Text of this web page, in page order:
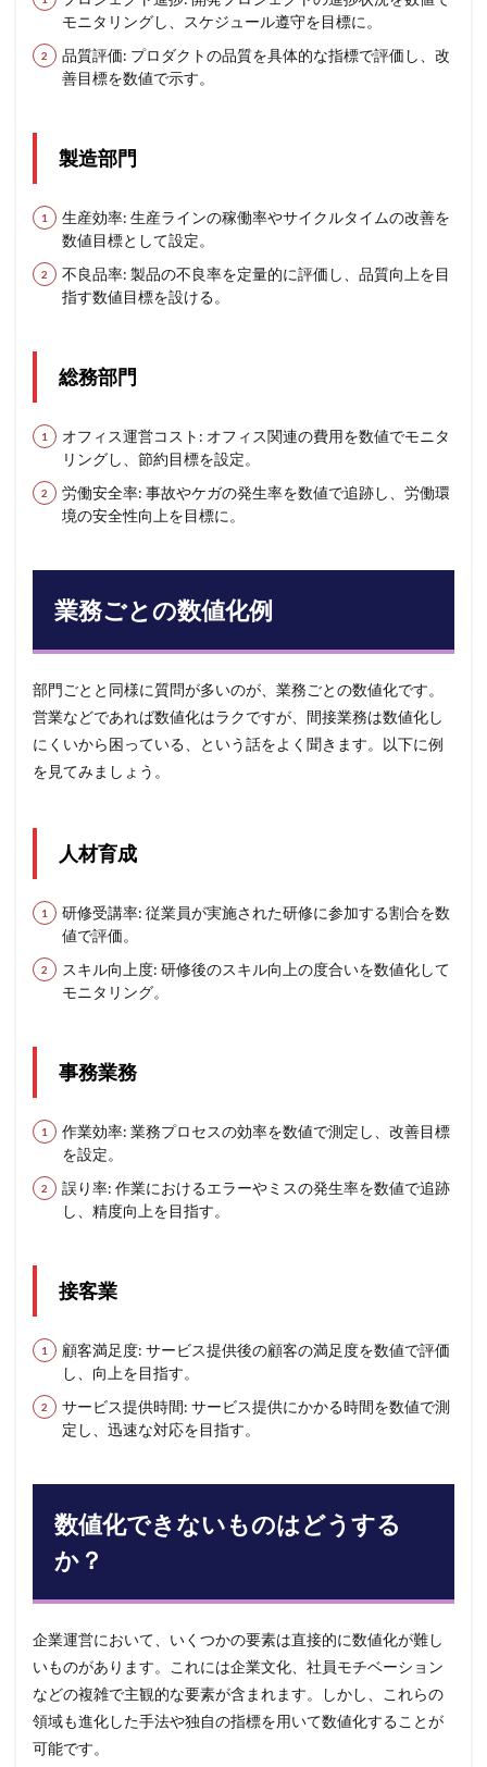
モニタリングし、スケジュール遵守を目標に。
品質評価: プロダクトの品質を具体的な指標で評価し、改
善目標を数値で示す。
製造部門
生産効率: 生産ラインの稼働率やサイクルタイムの改善を
数値目標として設定。
不良品率: 製品の不良率を定量的に評価し、品質向上を目
指す数値目標を設ける。
総務部門
オフィス運営コスト: オフィス関連の費用を数値でモニタ
リングし、節約目標を設定。
労働安全率: 事故やケガの発生率を数値で追跡し、労働環
境の安全性向上を目標に。
業務ごとの数値化例
部門ごとと同様に質問が多いのが、業務ごとの数値化です。
営業などであれば数値化はラクですが、間接業務は数値化し
にくいから困っている、という話をよく聞きます。以下に例
を見てみましょう。
人材育成
研修受講率: 従業員が実施された研修に参加する割合を数
値で評価。
スキル向上度: 研修後のスキル向上の度合いを数値化して
モニタリング。
事務業務
作業効率: 業務プロセスの効率を数値で測定し、改善目標
を設定。
誤り率: 作業におけるエラーやミスの発生率を数値で追跡
し、精度向上を目指す。
接客業
顧客満足度: サービス提供後の顧客の満足度を数値で評価
し、向上を目指す。
サービス提供時間: サービス提供にかかる時間を数値で測
定し、迅速な対応を目指す。
数値化できないものはどうする
か？
企業運営において、いくつかの要素は直接的に数値化が難し
いものがあります。これには企業文化、社員モチベーション
などの複雑で主観的な要素が含まれます。しかし、これらの
領域も進化した手法や独自の指標を用いて数値化することが
可能です。